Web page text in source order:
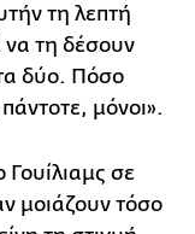
τη λεπτή
τη δέσουν
δύο. Πόσο
μόνοι».
Γουίλιαμς σε
μοιάζουν τόσο